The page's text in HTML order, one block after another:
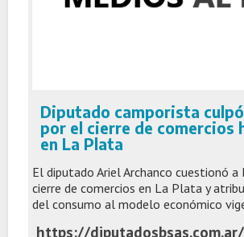
Diputado camporista
por el cierre de comercios
en La Plata
El diputado Ariel Archanco cuestionó
cierre de comercios en La Plata y
del consumo al modelo económico